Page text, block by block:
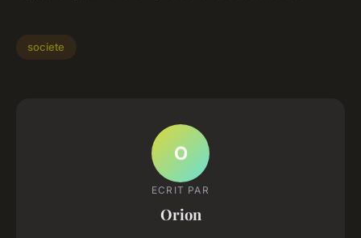
societe
O
ECRIT PAR
Orion